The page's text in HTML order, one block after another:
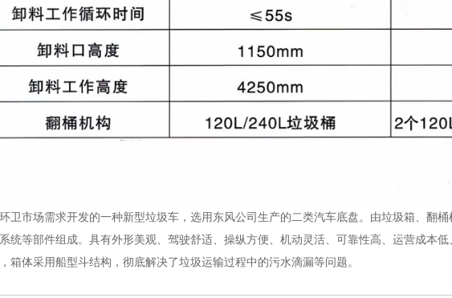
卫市场需求开发的一种新型垃圾车，选用东风公司生产的二类汽车底盘。由垃圾箱、翻
统等部件组成。具有外形美观、驾驶舒适、操纵方便、机动灵活、可靠性高、运营成本低
箱体采用船型斗结构，彻底解决了垃圾运输过程中的污水滴漏等问题。